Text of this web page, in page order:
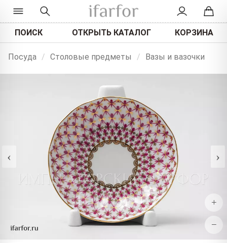
ПОИСК ОТКРЫТЬ КАТАЛОГ КОРЗИНА
Посуда / Столовые предметы / Вазы и вазочки
‹ ›
+
−